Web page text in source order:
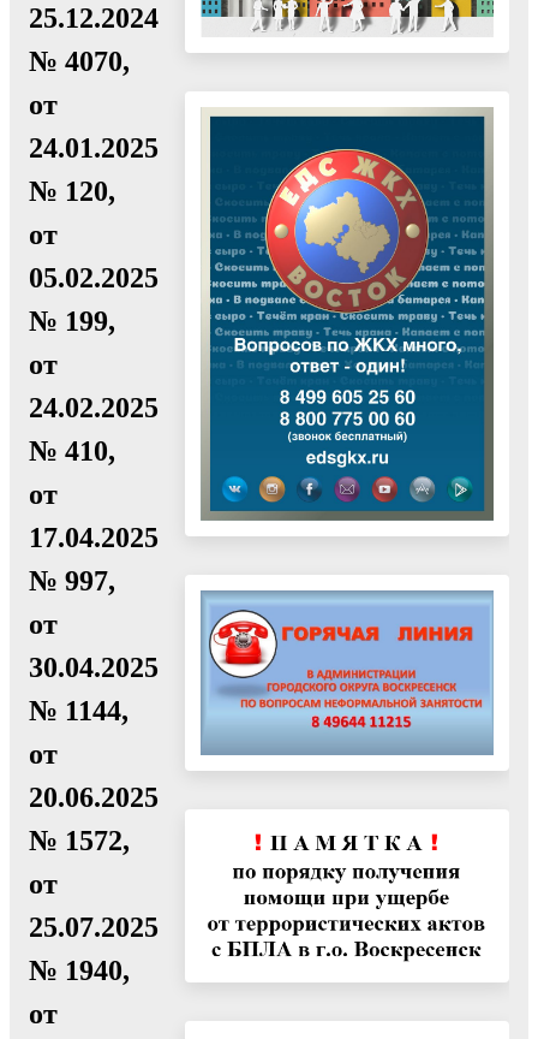
25.12.2024
№ 4070,
от
24.01.2025
№ 120,
от
05.02.2025
№ 199,
от
24.02.2025
№ 410,
от
17.04.2025
№ 997,
от
30.04.2025
№ 1144,
от
20.06.2025
№ 1572,
от
25.07.2025
№ 1940,
от